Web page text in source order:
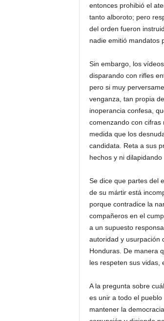
entonces prohibió el
tanto alboroto; pero
del orden fueron
nadie emitió mandatos
Sin embargo, los
disparando con rifles
pero si muy
venganza, tan propia
inoperancia confesa,
comenzando con cifras
medida que los
candidata. Reta a sus
hechos y ni
Se dice que partes del
de su mártir está
porque contradice la
compañeros en el
a un supuesto
autoridad y usurpación
Honduras. De manera
les respeten sus vidas,
A la pregunta sobre
es unir a todo el
mantener la